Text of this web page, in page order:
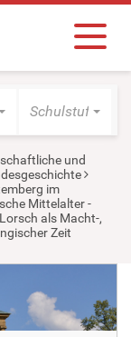
Schulstufe
und
im
Mittelalter -
als Macht-,
Zeit